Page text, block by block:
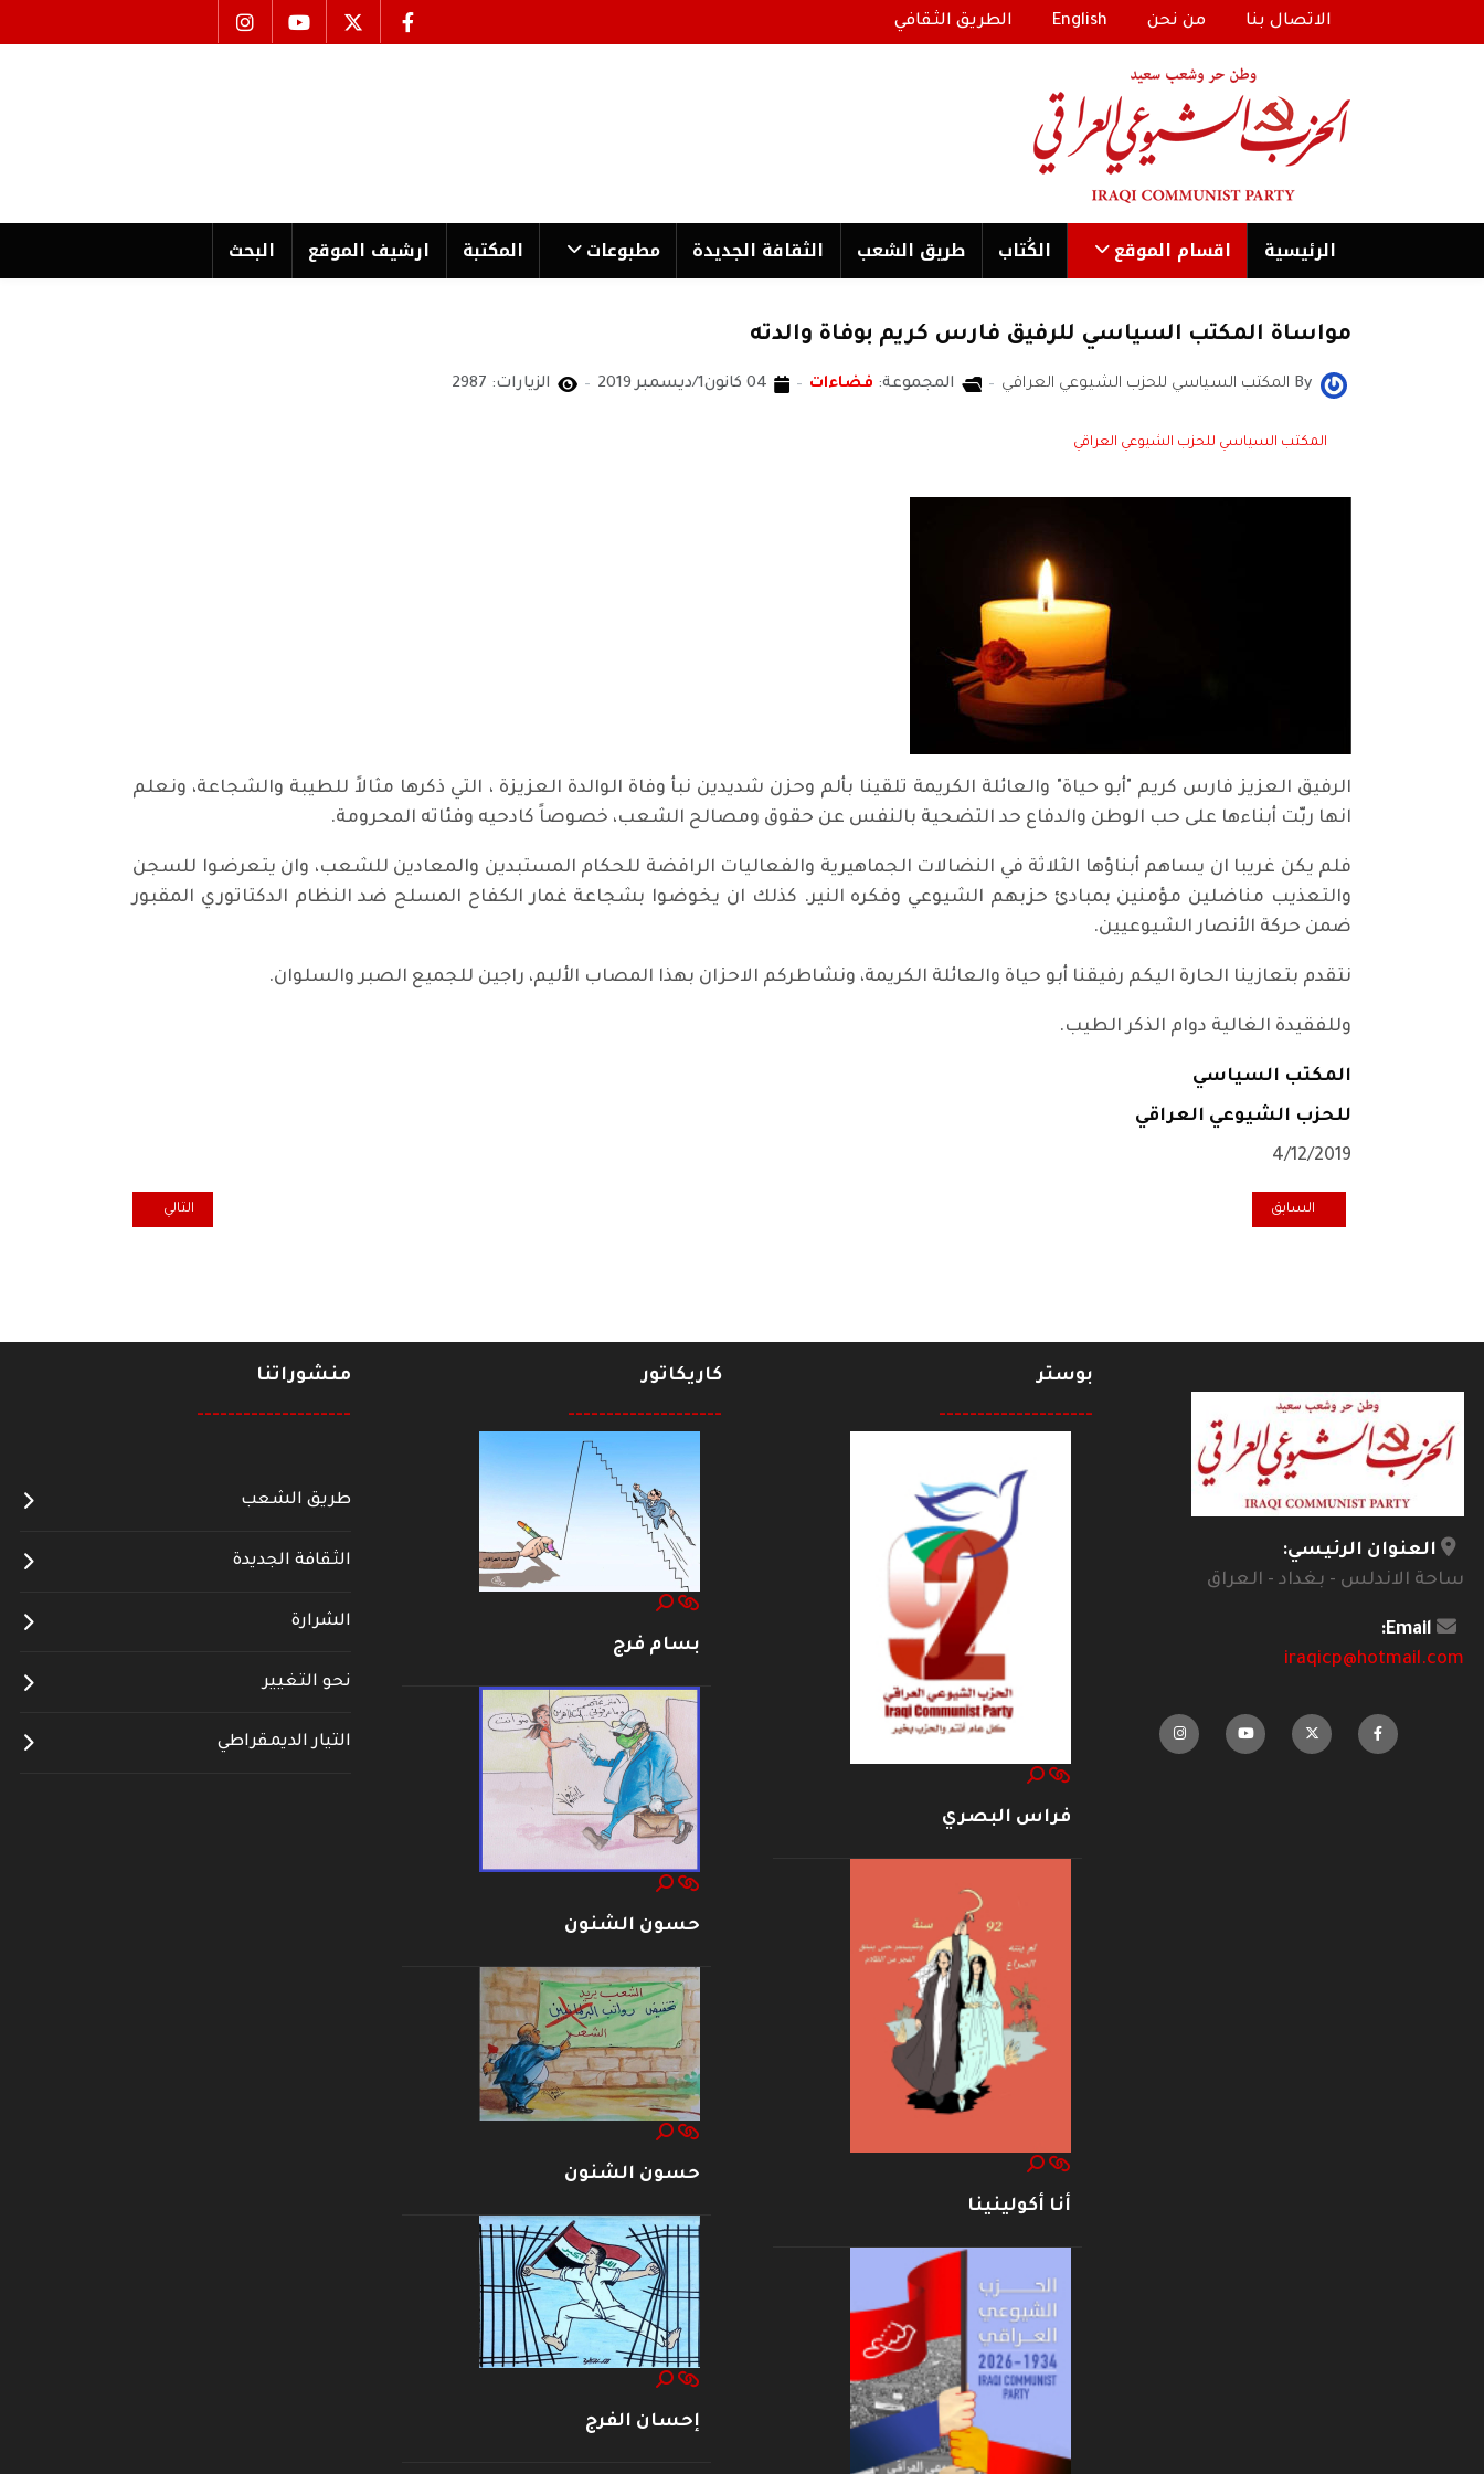
الاتصال بنا من نحن English الطريق الثقافي
الرئیسية اقسام الموقع الكُتاب طریق الشعب الثقافة الجدیدة مطبوعات المكتبة ارشیف الموقع البحث
مواساة المكتب السياسي للرفيق فارس كريم بوفاة والدته
By المكتب السياسي للحزب الشيوعي العراقي المجموعة: فضاءات 04 كانون1/ديسمبر 2019 الزيارات: 2987
المكتب السياسي للحزب الشيوعي العراقي
الرفيق العزيز فارس كريم "أبو حياة" والعائلة الكريمة تلقينا بألم وحزن شديدين نبأ وفاة الوالدة العزيزة ، التي ذكرها مثالاً للطيبة والشجاعة، ونعلم
انها ربّت أبناءها على حب الوطن والدفاع حد التضحية بالنفس عن حقوق ومصالح الشعب، خصوصاً كادحيه وفئاته المحرومة.
فلم يكن غريبا ان يساهم أبناؤها الثلاثة في النضالات الجماهيرية والفعاليات الرافضة للحكام المستبدين والمعادين للشعب، وان يتعرضوا للسجن
والتعذيب مناضلين مؤمنين بمبادئ حزبهم الشيوعي وفكره النير. كذلك ان يخوضوا بشجاعة غمار الكفاح المسلح ضد النظام الدكتاتوري المقبور
ضمن حركة الأنصار الشيوعيين.
نتقدم بتعازينا الحارة اليكم رفيقنا أبو حياة والعائلة الكريمة، ونشاطركم الاحزان بهذا المصاب الأليم، راجين للجميع الصبر والسلوان.
وللفقيدة الغالية دوام الذكر الطيب.
المكتب السياسي
للحزب الشيوعي العراقي
4/12/2019
المقال السابق: فرحان قاسم عن "هبّات الشعب العراقي الجماهيرية"
السابق المقال التالي: وقفات تضامن
التالي
العنوان الرئيسي:
ساحة الاندلس - بغداد - العراق
Email:
iraqicp@hotmail.com
بوستر
--------------------
فراس البصري
أنا أكولينينا
كاريكاتور
--------------------
بسام فرج
حسون الشنون
حسون الشنون
إحسان الفرج
منشوراتنا
--------------------
طريق الشعب
الثقافة الجديدة
الشرارة
نحو التغيير
التيار الديمقراطي